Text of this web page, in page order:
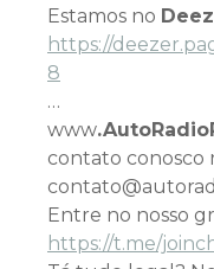
Estamos no
https://
8
…
www
contato conosco
Entre no nosso
https://t.me/